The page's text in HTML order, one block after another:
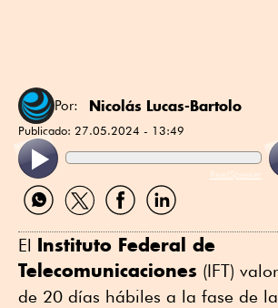
Por: Nicolás Lucas-Bartolo
Publicado: 27.05.2024 - 13:49
ReadSpeaker
Compartir
por
Compartir
por
Compartir
por
Compartir
por
El Instituto Federal de
Telecomunicaciones (IFT)
de 20 días hábiles a la fase de